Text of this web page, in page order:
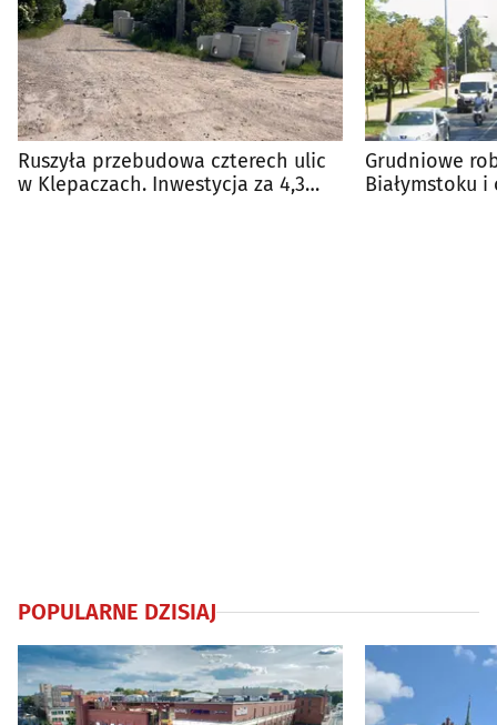
Ruszyła przebudowa czterech ulic
w Klepaczach. Inwestycja za 4,3
Grudniowe
Białymstoku
POPULARNE DZISIAJ